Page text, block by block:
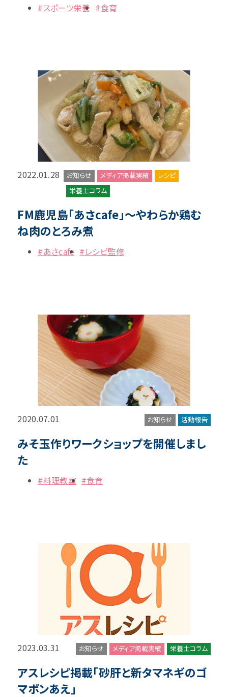
#スポーツ栄養 #食育
2022.01.28 お知らせ メディア掲載実績
レシピ
栄養士コラム
FM鹿児島「あさcafe」～やわらか鶏む
ね肉のとろみ煮
#あさcafe #レシピ監修
2020.07.01 お知らせ 活動報告
みそ玉作りワークショップを開催しまし
た
#料理教室 #食育
2023.03.31 お知らせ メディア掲載実績 栄養士コラム
アスレシピ掲載「砂肝と新タマネギのゴ
マポンあえ」